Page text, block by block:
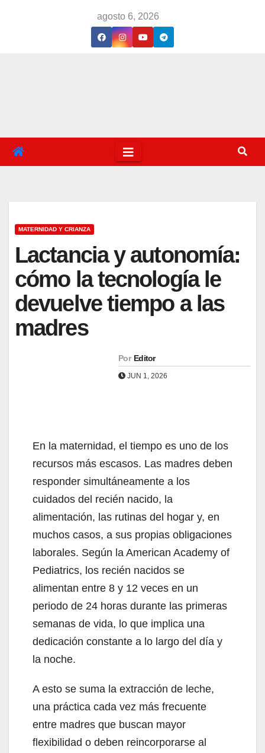
agosto 6, 2026
MATERNIDAD Y CRIANZA
Lactancia y autonomía:
cómo la tecnología le
devuelve tiempo a las
madres
Por Editor
JUN 1, 2026
En la maternidad, el tiempo es uno de los
recursos más escasos. Las madres deben
responder simultáneamente a los
cuidados del recién nacido, la
alimentación, las rutinas del hogar y, en
muchos casos, a sus propias obligaciones
laborales. Según la American Academy of
Pediatrics, los recién nacidos se
alimentan entre 8 y 12 veces en un
periodo de 24 horas durante las primeras
semanas de vida, lo que implica una
dedicación constante a lo largo del día y
la noche.
A esto se suma la extracción de leche,
una práctica cada vez más frecuente
entre madres que buscan mayor
flexibilidad o deben reincorporarse al